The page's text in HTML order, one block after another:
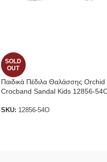
SOLD
OUT
Παιδικά Πέδιλα Θαλάσσης
Crocband Sandal Kids 12856-
SKU: 12856-54O